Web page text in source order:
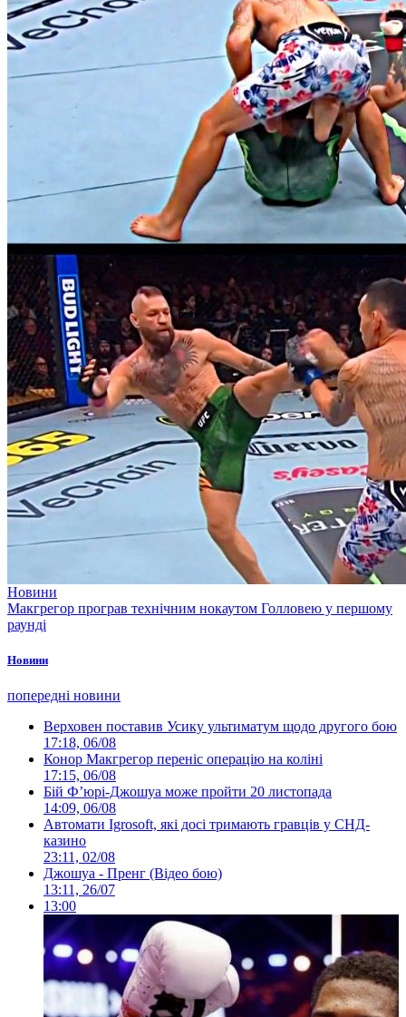
Новини
Макгрегор програв технічним нокаутом Голловею у першому
раунді
Новини
попередні новини
Верховен поставив Усику ультиматум щодо другого бою
17:18, 06/08
Конор Макгрегор переніс операцію на коліні
17:15, 06/08
Бій Ф’юрі-Джошуа може пройти 20 листопада
14:09, 06/08
Автомати Igrosoft, які досі тримають гравців у СНД-
казино
23:11, 02/08
Джошуа - Пренг (Відео бою)
13:11, 26/07
13:00